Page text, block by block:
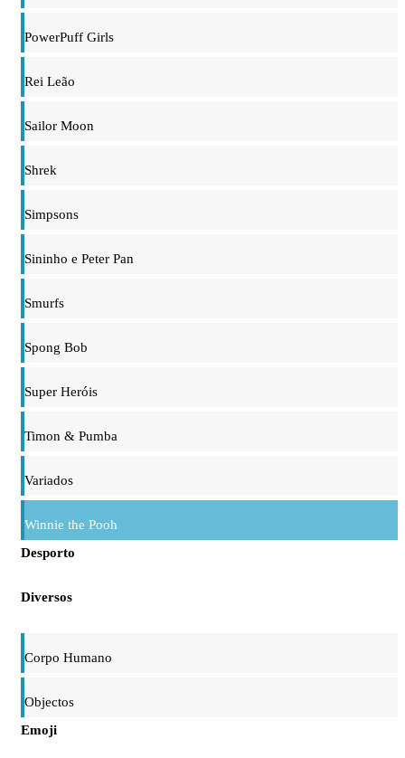
PowerPuff Girls
Rei Leão
Sailor Moon
Shrek
Simpsons
Sininho e Peter Pan
Smurfs
Spong Bob
Super Heróis
Timon & Pumba
Variados
Winnie the Pooh
Desporto
Diversos
Corpo Humano
Objectos
Emoji